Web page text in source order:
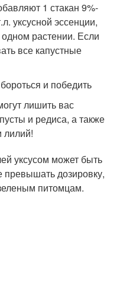
1 стакан 9%-
уксусной эссенции,
одном растении. Если
все капустные
и победить
лишить вас
и редиса, а также
лилий!
уксусом может быть
дозировку,
питомцам.